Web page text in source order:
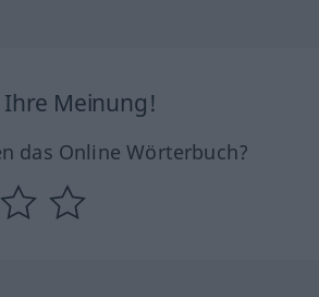
Ihre Meinung!
das Online Wörterbuch?